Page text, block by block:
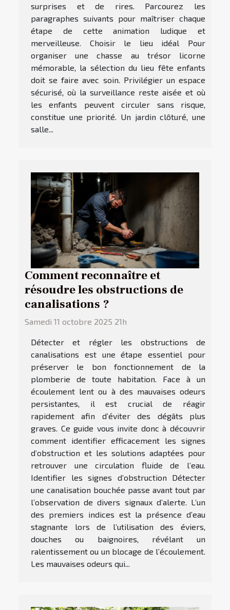
surprises et de rires. Parcourez les
paragraphes suivants pour maîtriser chaque
étape de cette animation ludique et
merveilleuse. Choisir le lieu idéal Pour
organiser une chasse au trésor licorne
mémorable, la sélection du lieu fête enfants
doit se faire avec soin. Privilégier un espace
sécurisé, où la surveillance reste aisée et où
les enfants peuvent circuler sans risque,
constitue une priorité. Un jardin clôturé, une
salle...
Comment reconnaître et
résoudre les obstructions de
canalisations ?
Samedi 11 octobre 2025 21h
Détecter et régler les obstructions de
canalisations est une étape essentiel pour
préserver le bon fonctionnement de la
plomberie de toute habitation. Face à un
écoulement lent ou à des mauvaises odeurs
persistantes, il est crucial de réagir
rapidement afin d’éviter des dégâts plus
graves. Ce guide vous invite donc à découvrir
comment identifier efficacement les signes
d’obstruction et les solutions adaptées pour
retrouver une circulation fluide de l’eau.
Identifier les signes d’obstruction Détecter
une canalisation bouchée passe avant tout par
l’observation de divers signaux d’alerte. L’un
des premiers indices est la présence d’eau
stagnante lors de l’utilisation des éviers,
douches ou baignoires, révélant un
ralentissement ou un blocage de l’écoulement.
Les mauvaises odeurs qui...